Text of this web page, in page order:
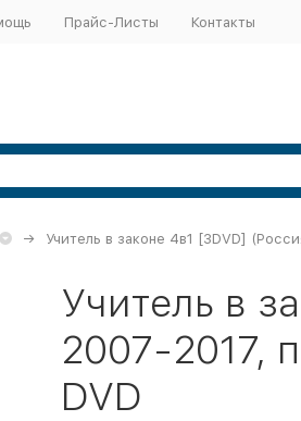
Прайс-Листы Контакты
Учитель в законе 4в1 [3DVD]
Учитель в
2007-2017,
DVD